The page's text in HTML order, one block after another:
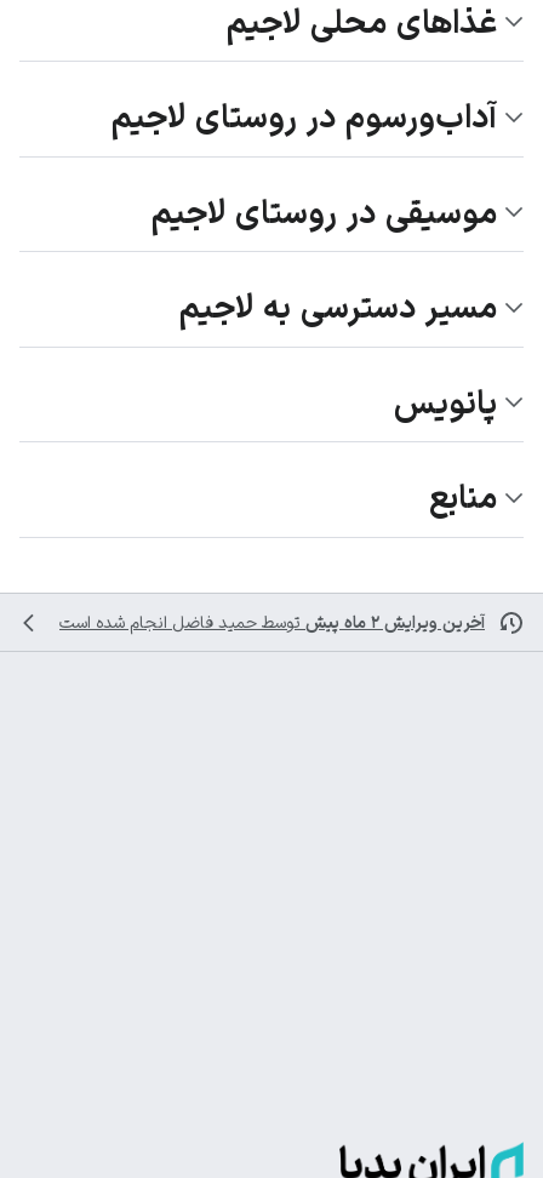
غذاهای محلی لاجیم
آداب‌ورسوم در روستای لاجیم
موسیقی در روستای لاجیم
مسیر دسترسی به لاجیم
پانویس
منابع
آخرین ویرایش ۲ ماه پیش توسط حمید فاضل انجام شده است